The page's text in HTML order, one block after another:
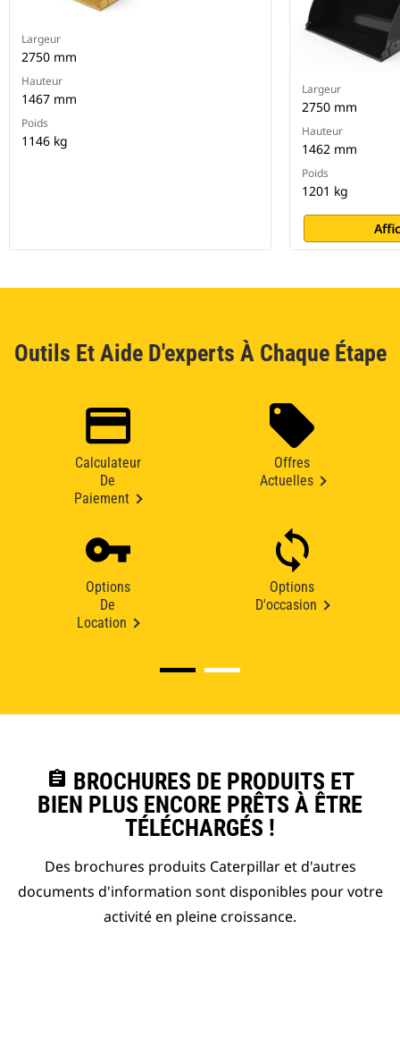
Largeur
2750 mm
Hauteur
1467 mm
Poids
1146 kg
Largeur
2750 mm
Hauteur
1462 mm
Poids
1201 kg
Outils Et Aide D'experts À Chaque Étape
Calculateur
De
Paiement
Offres
Actuelles
Options
De
Location
Options
D'occasion
assignment BROCHURES DE PRODUITS ET
BIEN PLUS ENCORE PRÊTS À ÊTRE
TÉLÉCHARGÉS !
Des brochures produits Caterpillar et d'autres
documents d'information sont disponibles pour votre
activité en pleine croissance.